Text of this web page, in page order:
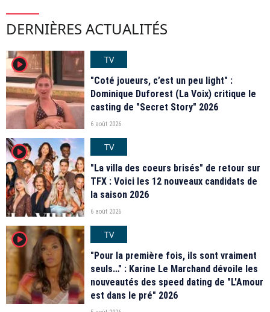
DERNIÈRES ACTUALITÉS
player2
TV
"Coté joueurs, c’est un peu light" :
Dominique Duforest (La Voix) critique le
casting de "Secret Story" 2026
6 août 2026
player2
TV
"La villa des coeurs brisés" de retour sur
TFX : Voici les 12 nouveaux candidats de
la saison 2026
6 août 2026
player2
TV
"Pour la première fois, ils sont vraiment
seuls…" : Karine Le Marchand dévoile les
nouveautés des speed dating de "L'Amour
est dans le pré" 2026